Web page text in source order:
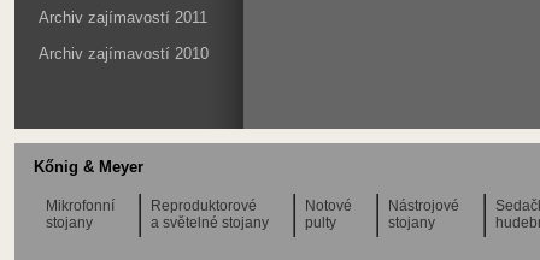
Archiv zajímavostí 2011
Archiv zajímavostí 2010
Kőnig & Meyer
Mikrofonní
stojany
Reproduktorové
a světelné stojany
Notové
pulty
Nástrojové
stojany